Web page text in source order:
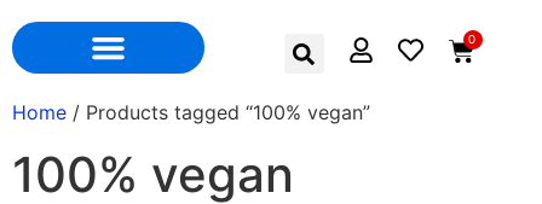
0
Home / Products tagged “100% vegan”
100% vegan